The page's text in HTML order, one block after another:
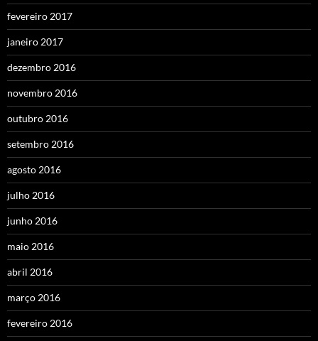
fevereiro 2017
janeiro 2017
dezembro 2016
novembro 2016
outubro 2016
setembro 2016
agosto 2016
julho 2016
junho 2016
maio 2016
abril 2016
março 2016
fevereiro 2016